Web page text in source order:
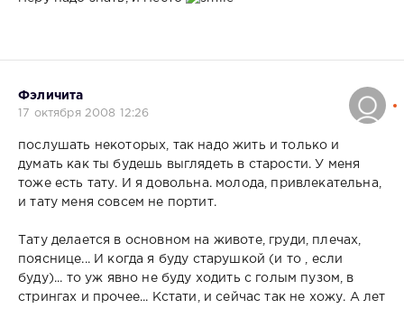
Фэличита
17 октября 2008 12:26
послушать некоторых, так надо жить и только и
думать как ты будешь выглядеть в старости. У меня
тоже есть тату. И я довольна. молода, привлекательна,
и тату меня совсем не портит.
Тату делается в основном на животе, груди, плечах,
пояснице... И когда я буду старушкой (и то , если
буду)... то уж явно не буду ходить с голым пузом, в
стрингах и прочее... Кстати, и сейчас так не хожу. А лет